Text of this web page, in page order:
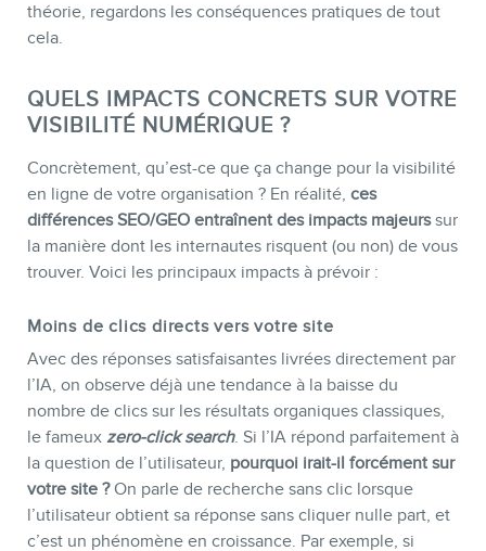
théorie, regardons les conséquences pratiques de tout
cela.
QUELS IMPACTS CONCRETS SUR VOTRE
VISIBILITÉ NUMÉRIQUE ?
Concrètement, qu’est-ce que ça change pour la visibilité
en ligne de votre organisation ? En réalité, ces
différences SEO/GEO entraînent des impacts majeurssur
la manière dont les internautes risquent (ou non) de vous
trouver. Voici les principaux impacts à prévoir :
Moins de clics directs vers votre site
Avec des réponses satisfaisantes livrées directement par
l’IA, on observe déjà une tendance à la baisse du
nombre de clics sur les résultats organiques classiques,
le fameux zero-click search. Si l’IA répond parfaitement à
la question de l’utilisateur, pourquoi irait-il forcément sur
votre site ?On parle de recherche sans clic lorsque
l’utilisateur obtient sa réponse sans cliquer nulle part, et
c’est un phénomène en croissance. Par exemple, si